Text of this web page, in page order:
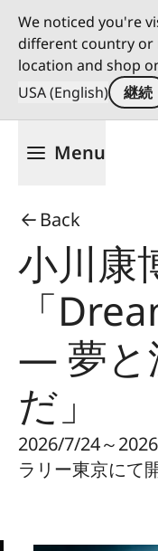
We noticed you're
different country
location and shop
USA (English)
継続
Menu
Back
小川康
「
― 夢と
だ」
2026/7/24～
ラリー東京にて